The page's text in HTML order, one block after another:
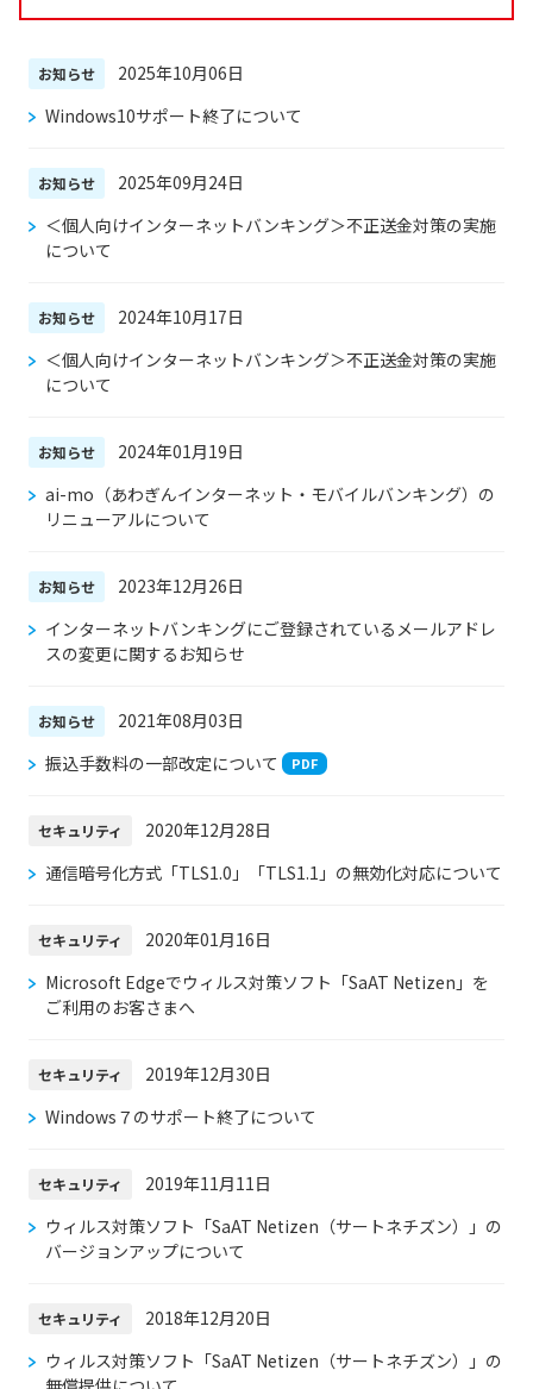
お知らせ
2025年10月06日
Windows10サポート終了について
お知らせ
2025年09月24日
＜個人向けインターネットバンキング＞不正送金対策の実施
について
お知らせ
2024年10月17日
＜個人向けインターネットバンキング＞不正送金対策の実施
について
お知らせ
2024年01月19日
ai-mo（あわぎんインターネット・モバイルバンキング）の
リニューアルについて
お知らせ
2023年12月26日
インターネットバンキングにご登録されているメールアドレ
スの変更に関するお知らせ
お知らせ
2021年08月03日
振込手数料の一部改定について
セキュリティ
2020年12月28日
通信暗号化方式「TLS1.0」「TLS1.1」の無効化対応について
セキュリティ
2020年01月16日
Microsoft Edgeでウィルス対策ソフト「SaAT Netizen」を
ご利用のお客さまへ
セキュリティ
2019年12月30日
Windows７のサポート終了について
セキュリティ
2019年11月11日
ウィルス対策ソフト「SaAT Netizen（サートネチズン）」の
バージョンアップについて
セキュリティ
2018年12月20日
ウィルス対策ソフト「SaAT Netizen（サートネチズン）」の